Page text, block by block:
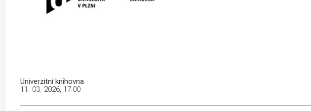
Univerzitní knihovna
11. 03. 2026, 17:00